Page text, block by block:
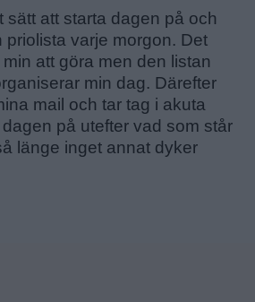
sätt att starta dagen på och
priolista varje morgon. Det
att göra men den listan
min dag. Därefter
mail och tar tag i akuta
på utefter vad som står
länge inget annat dyker